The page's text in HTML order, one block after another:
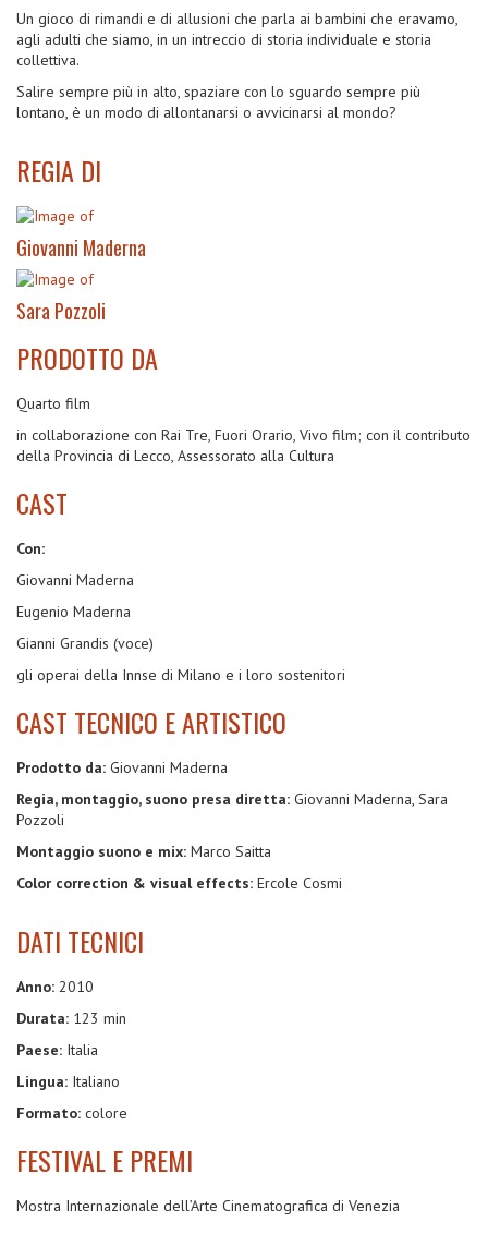
Un gioco di rimandi e di allusioni che parla ai bambini che eravamo,
agli adulti che siamo, in un intreccio di storia individuale e storia
collettiva.
Salire sempre più in alto, spaziare con lo sguardo sempre più
lontano, è un modo di allontanarsi o avvicinarsi al mondo?
REGIA DI
Giovanni Maderna
Sara Pozzoli
PRODOTTO DA
Quarto film
in collaborazione con Rai Tre, Fuori Orario, Vivo film; con il contributo
della Provincia di Lecco, Assessorato alla Cultura
CAST
Con:
Giovanni Maderna
Eugenio Maderna
Gianni Grandis (voce)
gli operai della Innse di Milano e i loro sostenitori
CAST TECNICO E ARTISTICO
Prodotto da: Giovanni Maderna
Regia, montaggio, suono presa diretta: Giovanni Maderna, Sara
Pozzoli
Montaggio suono e mix: Marco Saitta
Color correction & visual effects: Ercole Cosmi
DATI TECNICI
Anno: 2010
Durata: 123 min
Paese: Italia
Lingua: Italiano
Formato: colore
FESTIVAL E PREMI
Mostra Internazionale dell’Arte Cinematografica di Venezia